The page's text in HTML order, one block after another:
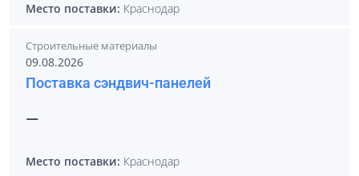
Место поставки: Краснодар
Строительные материалы
09.08.2026
Поставка сэндвич-панелей
—
Место поставки: Краснодар